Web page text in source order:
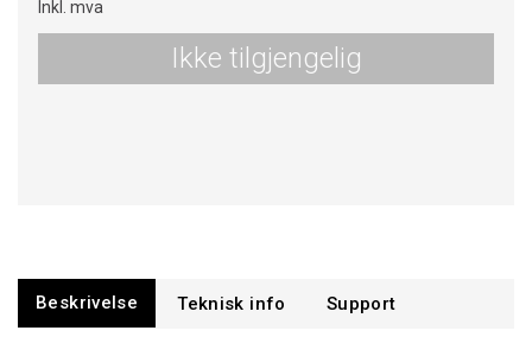
Inkl. mva
Ikke tilgjengelig
Beskrivelse Teknisk info Support